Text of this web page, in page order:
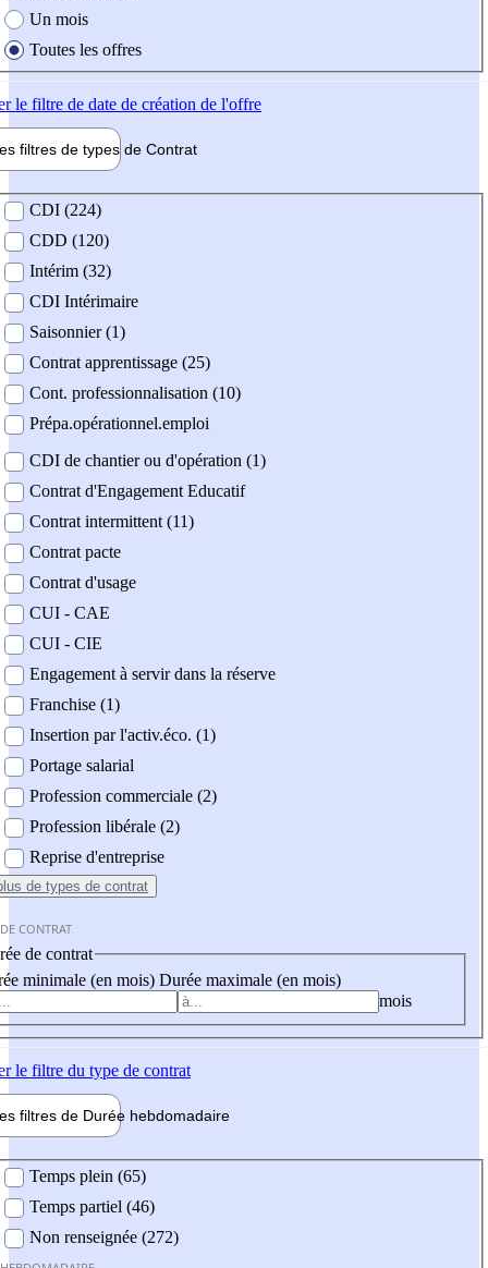
Un mois
Toutes les offres
le filtre de date de création de l'offre
filtres de types de Contrat
contrat
CDI (224)
CDD (120)
Intérim (32)
CDI Intérimaire
Saisonnier (1)
Contrat apprentissage (25)
Cont. professionnalisation (10)
Prépa.opérationnel.emploi
CDI de chantier ou d'opération (1)
Contrat d'Engagement Educatif
Contrat intermittent (11)
Contrat pacte
Contrat d'usage
CUI - CAE
CUI - CIE
Engagement à servir dans la réserve
Franchise (1)
Insertion par l'activ.éco. (1)
Portage salarial
Profession commerciale (2)
Profession libérale (2)
Reprise d'entreprise
de types de contrat
CONTRAT
de contrat
minimale (en mois) Durée maximale (en mois)
mois
le filtre du type de contrat
filtres de Durée hebdomadaire
Temps plein (65)
Temps partiel (46)
Non renseignée (272)